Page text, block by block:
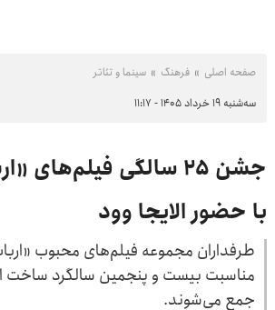
صفحه اصلی فرهنگ سینما و تئاتر
سه‌شنبه ۱۹ خرداد ۱۴۰۵ - ۱۱:۱۷
جشن ۲۵ سالگی
با حضور الایجا وود
طرفداران مجموعه فیلم‌های محبوب
مناسبت بیست و پنجمین سالگرد ساخت
جمع می‌شوند.